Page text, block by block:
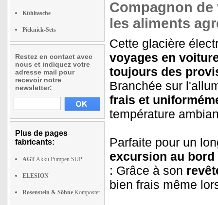
Kühltasche
Picknick-Sets
Restez en contact avec
nous et indiquez votre
adresse mail pour
recevoir notre
newsletter:
Plus de pages
fabricants:
AGTAkku Pumpen SUP
ELESION
Rosenstein & Söhne Komposter
Compagnon
les aliments
Cette glacière
voyages en
toujours des
Branchée sur
frais et
température
Parfaite pour un
excursion au bord
: Grâce à son
bien frais même